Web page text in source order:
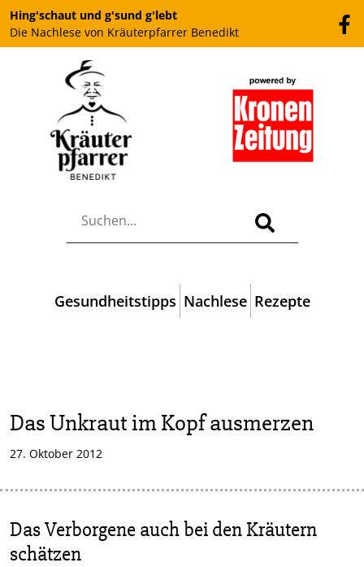
Hing'schaut und g'sund g'lebt
Die Nachlese von Kräuterpfarrer Benedikt
Gesundheitstipps Nachlese Rezepte
Das Unkraut im Kopf ausmerzen
27. Oktober 2012
Das Verborgene auch bei den Kräutern
schätzen